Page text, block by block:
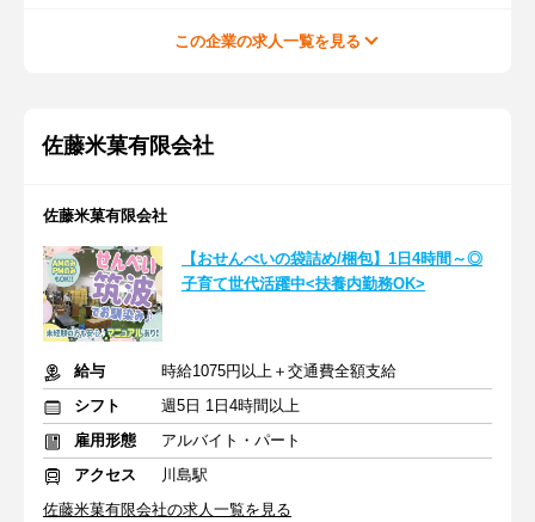
この企業の求人一覧を見る
佐藤米菓有限会社
佐藤米菓有限会社
【おせんべいの袋詰め/梱包】1日4時間～◎
子育て世代活躍中<扶養内勤務OK>
給与
時給1075円以上＋交通費全額支給
シフト
週5日 1日4時間以上
雇用形態
アルバイト・パート
アクセス
川島駅
佐藤米菓有限会社の求人一覧を見る